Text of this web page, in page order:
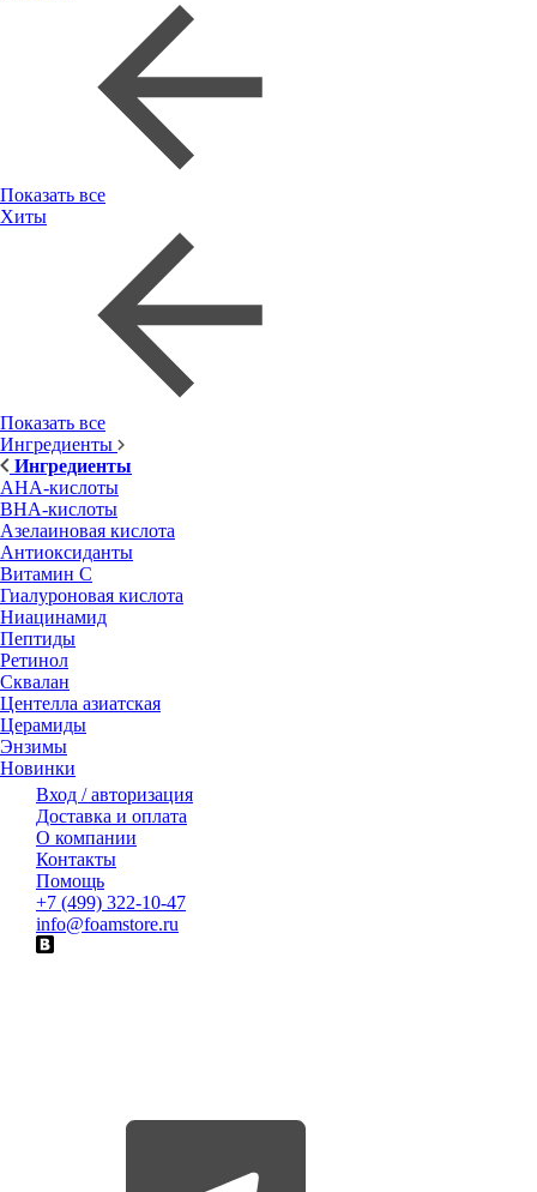
Показать все
Хиты
Показать все
Ингредиенты
Ингредиенты
AHA-кислоты
BHA-кислоты
Азелаиновая кислота
Антиоксиданты
Витамин С
Гиалуроновая кислота
Ниацинамид
Пептиды
Ретинол
Сквалан
Центелла азиатская
Церамиды
Энзимы
Новинки
Вход / авторизация
Доставка и оплата
О компании
Контакты
Помощь
+7 (499) 322-10-47
info@foamstore.ru